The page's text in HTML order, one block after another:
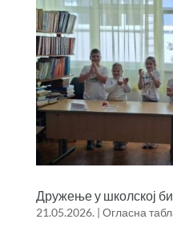
Дружење у школској
21.05.2026. | Огласна